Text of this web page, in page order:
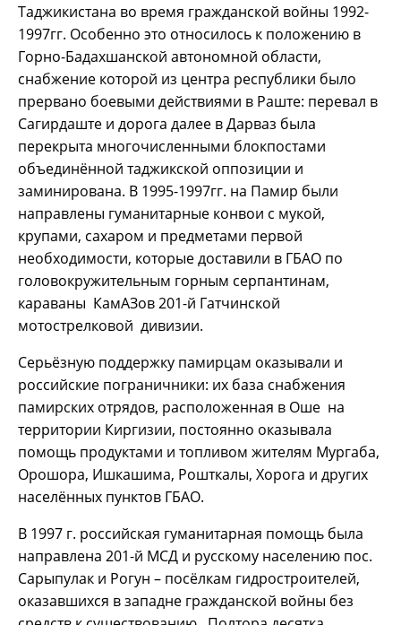
Таджикистана во время гражданской войны 1992-
1997гг. Особенно это относилось к положению в
Горно-Бадахшанской автономной области,
снабжение которой из центра республики было
прервано боевыми действиями в Раште: перевал в
Сагирдаште и дорога далее в Дарваз была
перекрыта многочисленными блокпостами
объединённой таджикской оппозиции и
заминирована. В 1995-1997гг. на Памир были
направлены гуманитарные конвои с мукой,
крупами, сахаром и предметами первой
необходимости, которые доставили в ГБАО по
головокружительным горным серпантинам,
караваны КамАЗов 201-й Гатчинской
мотострелковой дивизии.
Серьёзную поддержку памирцам оказывали и
российские пограничники: их база снабжения
памирских отрядов, расположенная в Оше на
территории Киргизии, постоянно оказывала
помощь продуктами и топливом жителям Мургаба,
Орошора, Ишкашима, Рошткалы, Хорога и других
населённых пунктов ГБАО.
В 1997 г. российская гуманитарная помощь была
направлена 201-й МСД и русскому населению пос.
Сарыпулак и Рогун – посёлкам гидростроителей,
оказавшихся в западне гражданской войны без